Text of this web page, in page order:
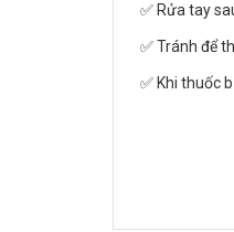
✅ Rửa tay
✅ Tránh để
✅ Khi thuốc